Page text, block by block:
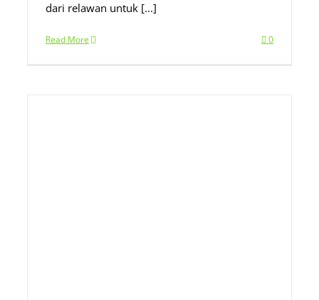
dari relawan untuk [...]
Read More 0